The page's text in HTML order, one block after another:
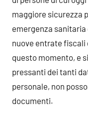
maggiore sicurezza
emergenza
nuove entrate fiscali
questo momento, e
pressanti dei tanti
personale, non
documenti.